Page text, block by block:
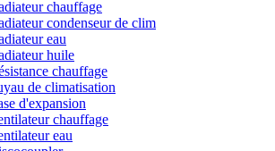
chauffage
condenseur de clim
eau
huile
chauffage
de climatisation
d'expansion
chauffage
eau